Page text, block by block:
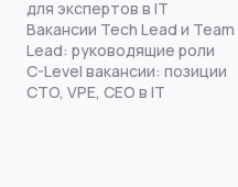
для экспертов в IT
Вакансии Tech Lead и Team
Lead: руководящие роли
C-Level вакансии: позиции
CTO, VPE, CEO в IT